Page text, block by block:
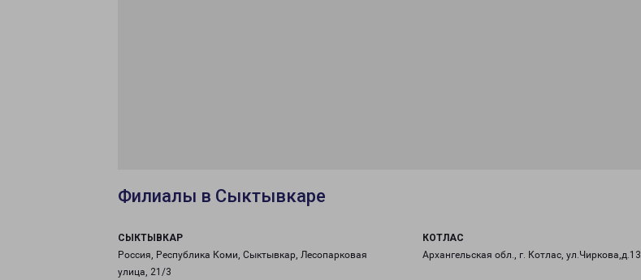
Филиалы в Сыктывкаре
СЫКТЫВКАР
Россия, Республика Коми, Сыктывкар, Лесопарковая
улица, 21/3
КОТЛАС
Архангельская обл., г. Котлас, ул.Чиркова,д.13